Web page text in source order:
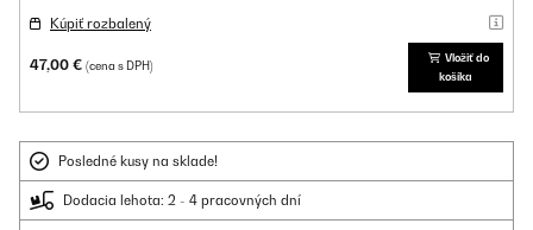
Kúpiť rozbalený
47,00 € (cena s DPH)
Vložiť do
košíka
Posledné kusy na sklade!
Dodacia lehota: 2 - 4 pracovných dní